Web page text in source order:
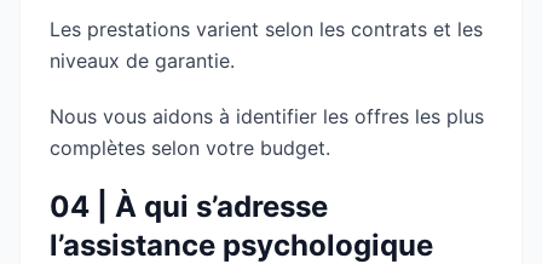
Les prestations varient selon les contrats et les
niveaux de garantie.
Nous vous aidons à identifier les offres les plus
complètes selon votre budget.
04 | À qui s’adresse
l’assistance psychologique